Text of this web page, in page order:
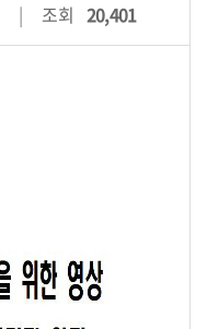
조회 20,401